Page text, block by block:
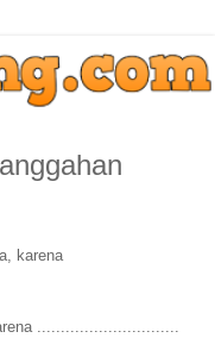
karena
..............................